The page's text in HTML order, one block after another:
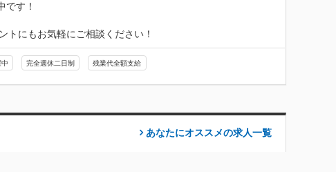
す！
にもお気軽にご相談ください！
完全週休二日制 残業代全額支給
あなたにオススメの求人一覧